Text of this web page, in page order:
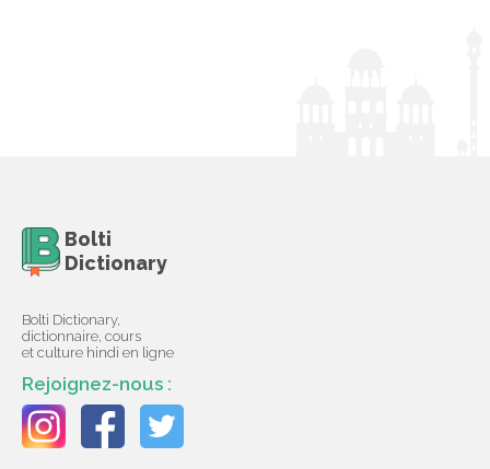
Bolti
Dictionary
Bolti Dictionary,
dictionnaire, cours
et culture hindi en ligne
Rejoignez-nous :